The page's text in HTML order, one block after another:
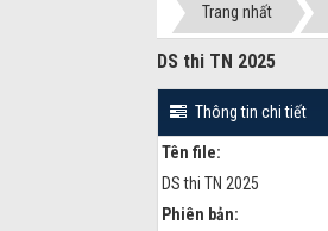
Trang nhất
DS thi TN 2025
Thông tin chi tiết
Tên file:
DS thi TN 2025
Phiên bản: